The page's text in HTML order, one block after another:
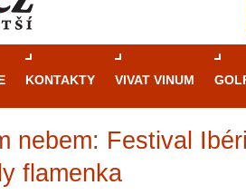
KONTAKTY VIVAT VINUM
nebem: Festival
flamenka
Průvodcekasinovými
rulety po video automaty